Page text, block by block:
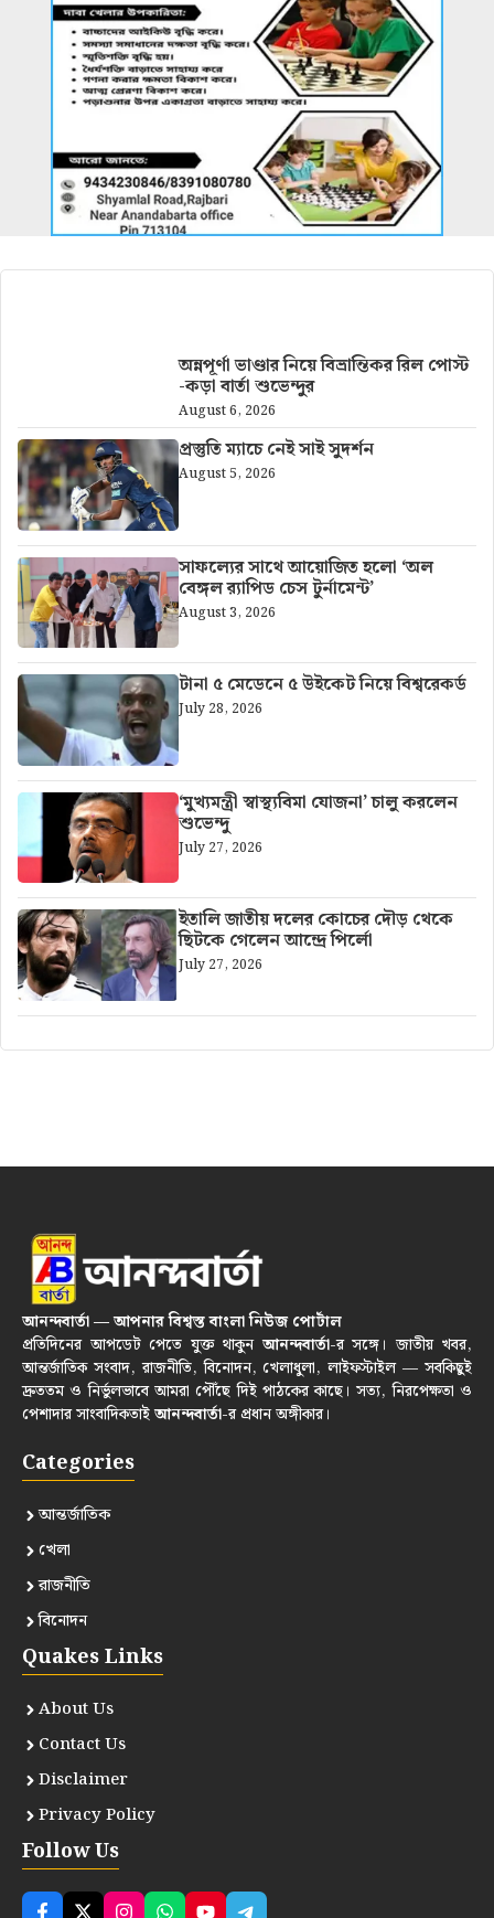
অন্নপূর্ণা ভাণ্ডার নিয়ে বিভ্রান্তিকর রিল পোস্ট
-কড়া বার্তা শুভেন্দুর
August 6, 2026
প্রস্তুতি ম্যাচে নেই সাই সুদর্শন
August 5, 2026
সাফল্যের সাথে আয়োজিত হলো ‘অল
বেঙ্গল র‍্যাপিড চেস টুর্নামেন্ট’
August 3, 2026
টানা ৫ মেডেনে ৫ উইকেট নিয়ে বিশ্বরেকর্ড
July 28, 2026
‘মুখ্যমন্ত্রী স্বাস্থ্যবিমা যোজনা’ চালু করলেন
শুভেন্দু
July 27, 2026
ইতালি জাতীয় দলের কোচের দৌড় থেকে
ছিটকে গেলেন আন্দ্রে পির্লো
July 27, 2026
আনন্দবার্তা — আপনার বিশ্বস্ত বাংলা নিউজ পোর্টাল
প্রতিদিনের আপডেট পেতে যুক্ত থাকুনআনন্দবার্তা-র সঙ্গে। জাতীয় খবর,
আন্তর্জাতিক সংবাদ, রাজনীতি, বিনোদন, খেলাধুলা, লাইফস্টাইল — সবকিছুই
দ্রুততম ও নির্ভুলভাবে আমরা পৌঁছে দিই পাঠকের কাছে। সত্য, নিরপেক্ষতা ও
পেশাদার সাংবাদিকতাইআনন্দবার্তা-র প্রধান অঙ্গীকার।
Categories
আন্তর্জাতিক
খেলা
রাজনীতি
বিনোদন
Quakes Links
About Us
Contact Us
Disclaimer
Privacy Policy
Follow Us